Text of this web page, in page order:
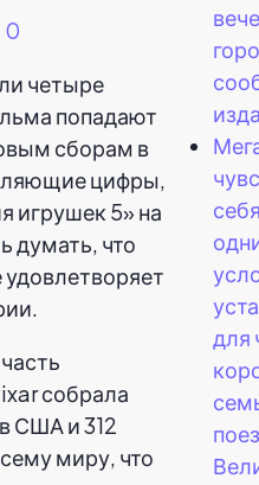
0
четыре
попадают
сборам в
цифры,
игрушек 5» на
думать, что
собрала
США и 312
миру, что
для